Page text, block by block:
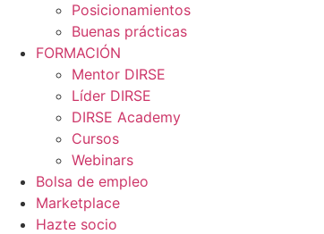
Posicionamientos
Buenas prácticas
FORMACIÓN
Mentor DIRSE
Líder DIRSE
DIRSE Academy
Cursos
Webinars
Bolsa de empleo
Marketplace
Hazte socio